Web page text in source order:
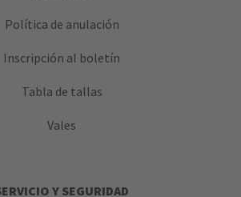
Política de anulación
Inscripción al boletín
Tabla de tallas
Vales
Y SEGURIDAD